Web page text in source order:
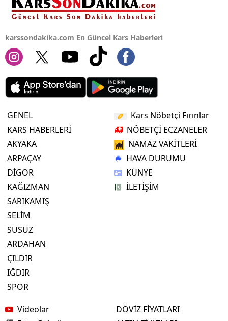
karssondakika.com En Güncel Kars Haberleri
GENEL
KARS HABERLERİ
AKYAKA
ARPAÇAY
DİGOR
KAĞIZMAN
SARIKAMIŞ
SELİM
SUSUZ
ARDAHAN
ÇILDIR
IĞDIR
SPOR
Kars Nöbetçi Fırınlar
NÖBETÇİ ECZANELER
NAMAZ VAKİTLERİ
HAVA DURUMU
KÜNYE
İLETİŞİM
Videolar
DÖVİZ FİYATLARI